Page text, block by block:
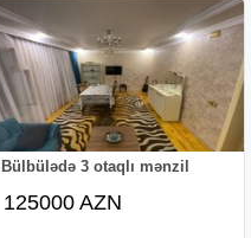
Bülbülədə 3 otaqlı mənzil
125000 AZN